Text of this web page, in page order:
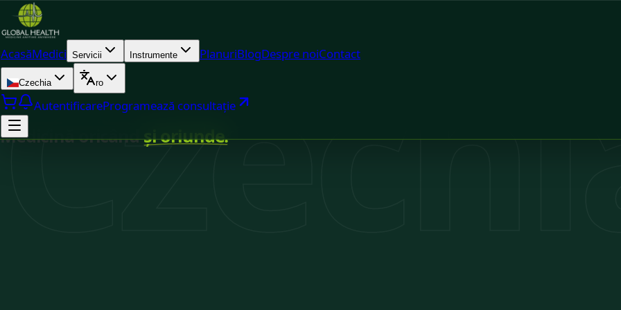
AcasăMedici Servicii Instrumente PlanuriBlogDespre noiContact
Czechia ro
AutentificareProgramează consultație
Medicină oricândși oriunde.